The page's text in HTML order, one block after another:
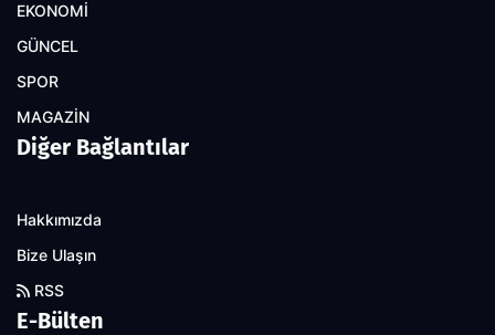
EKONOMİ
GÜNCEL
SPOR
MAGAZİN
Diğer Bağlantılar
Hakkımızda
Bize Ulaşın
RSS
E-Bülten